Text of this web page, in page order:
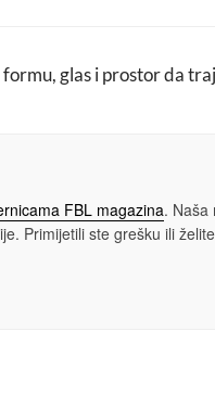
glas i prostor da
FBL magazina. Naša
Primijetili ste grešku ili